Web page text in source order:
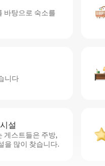
바탕으로 숙소를
니다
설
게스트들은 주방,
을 많이 찾습니다.